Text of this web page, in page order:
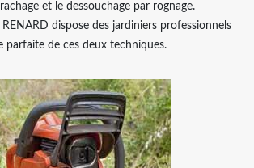
et le dessouchage par rognage.
RENARD dispose des jardiniers professionnels
parfaite de ces deux techniques.